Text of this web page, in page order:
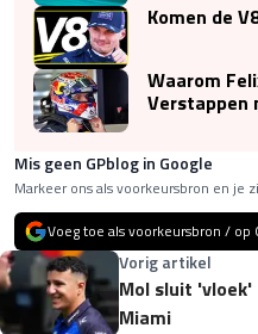
Komen de
Waarom
Verstappen
Mis geen GPblog in Google
Markeer ons als voorkeursbron en je
Voeg toe als voorkeursbron / op
Vorig artikel
Mol sluit
Miami